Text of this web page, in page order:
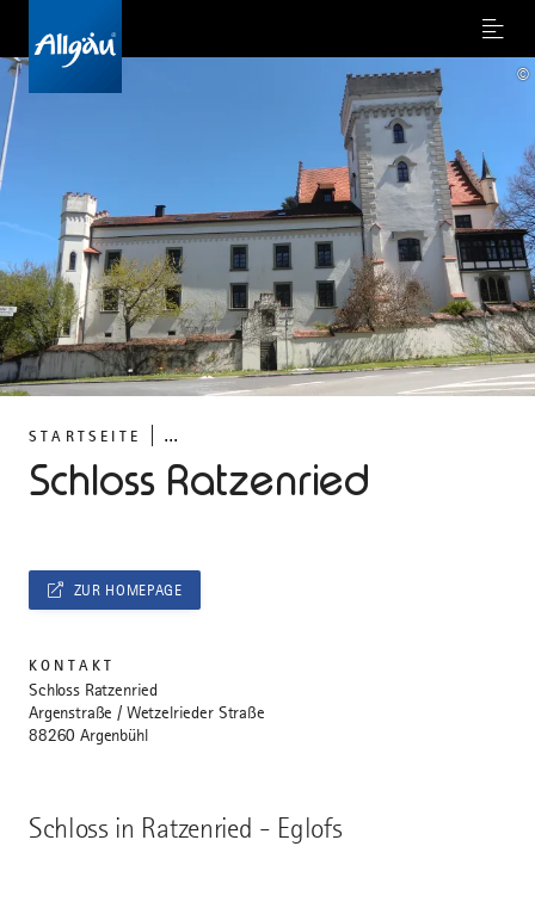
Menu
STARTSEITE ...
Schloss Ratzenried
©
Schloss in Ratzenried - Eglofs
ZUR HOMEPAGE
KONTAKT
Schloss Ratzenried
Argenstraße / Wetzelrieder Straße
88260 Argenbühl